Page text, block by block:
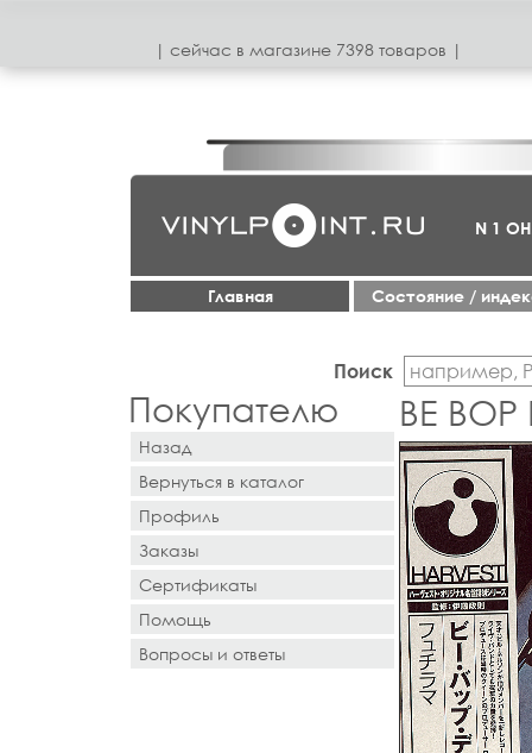
| сeйчас в магазинe 7398 товаров |
N 1
Главная Cостояние /
Поиск
Покупателю
Назад
Вернуться в каталог
Профиль
Заказы
Сертификаты
Помощь
Вопросы и ответы
BE BOP